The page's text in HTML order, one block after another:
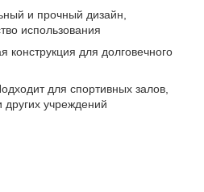
и прочный дизайн,
использования
конструкция для долговечного
для спортивных залов,
учреждений